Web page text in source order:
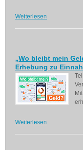
Weiterlesen
„Wo bleibt mein
Erhebung zu
Weiterlesen